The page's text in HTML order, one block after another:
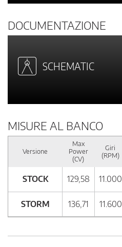
DOCUMENTAZIONE
SCHEMATIC
MISURE AL BANCO
Versione
Max
Power
(CV)
Giri
(RPM)
STOCK 129,58 11.000
STORM 136,71 11.600